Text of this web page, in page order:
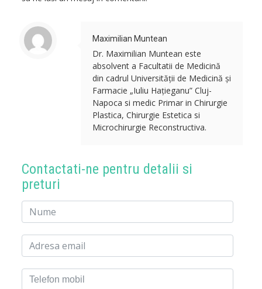
Maximilian Muntean
Dr. Maximilian Muntean este
absolvent a Facultatii de Medicină
din cadrul Universității de Medicină și
Farmacie „Iuliu Hațieganu” Cluj-
Napoca si medic Primar in Chirurgie
Plastica, Chirurgie Estetica si
Microchirurgie Reconstructiva.
Contactati-ne pentru detalii si
preturi